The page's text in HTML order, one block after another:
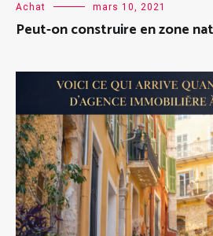
Achat mars 10, 2021
Peut-on construire en zone